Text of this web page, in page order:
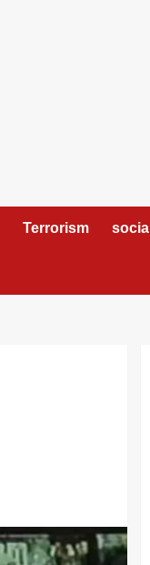
Terrorism social